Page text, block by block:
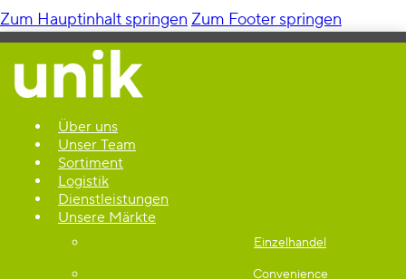
Zum Hauptinhalt springen Zum Footer springen
Über uns
Unser Team
Sortiment
Logistik
Dienstleistungen
Unsere Märkte
Einzelhandel
Convenience